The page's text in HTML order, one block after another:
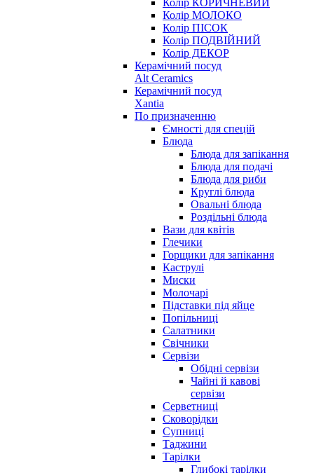
Колір МОЛОКО
Колір ПІСОК
Колір ПОДВІЙНИЙ
Колір ДЕКОР
Керамічний посуд
Alt Ceramics
Керамічний посуд
Xantia
По призначенню
Ємності для спецій
Блюда
Блюда для запікання
Блюда для подачі
Блюда для риби
Круглі блюда
Овальні блюда
Роздільні блюда
Вази для квітів
Глечики
Горщики для запікання
Каструлі
Миски
Молочарі
Підставки під яйце
Попільниці
Салатники
Свічники
Сервізи
Обідні сервізи
Чайні й кавові
сервізи
Серветниці
Сковорідки
Супниці
Таджини
Тарілки
Глибокі тарілки